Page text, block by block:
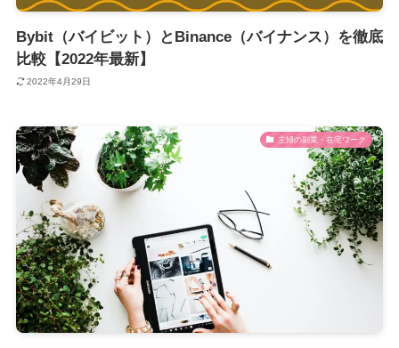
Bybit（バイビット）とBinance（バイナンス）を徹底
比較【2022年最新】
2022年4月29日
主婦の副業・在宅ワーク